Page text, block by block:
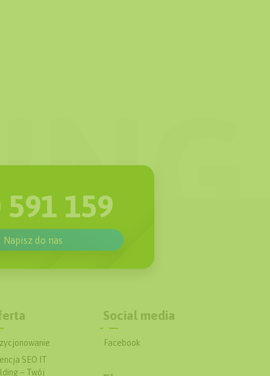
591 159
Napisz do nas
SEO IT
– Twój
Social media
Facebook